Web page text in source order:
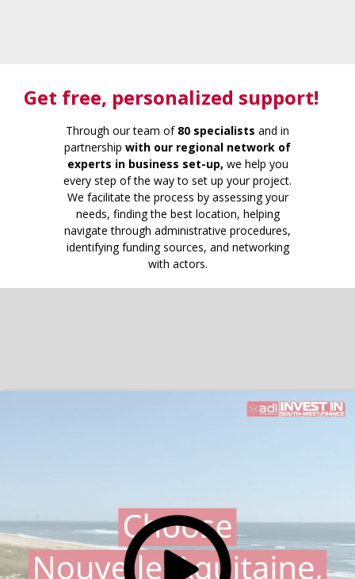
Get free, personalized support!
Through our team of 80 specialists and in
partnership with our regional network of
experts in business set-up, we help you
every step of the way to set up your project.
We facilitate the process by assessing your
needs, finding the best location, helping
navigate through administrative procedures,
identifying funding sources, and networking
with actors.